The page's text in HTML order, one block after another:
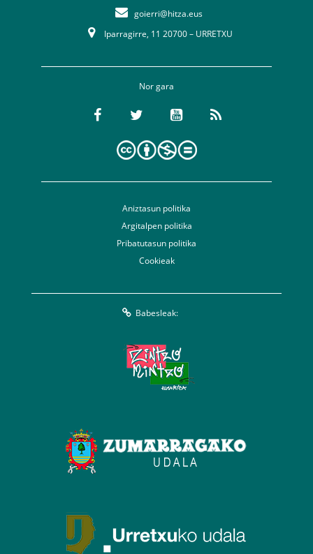
goierri@hitza.eus
Iparragirre, 11 20700 – URRETXU
Nor gara
Aniztasun politika
Argitalpen politika
Pribatutasun politika
Cookieak
Babesleak: